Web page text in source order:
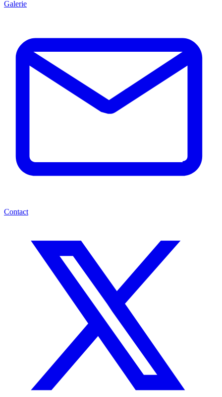
Galerie
Contact